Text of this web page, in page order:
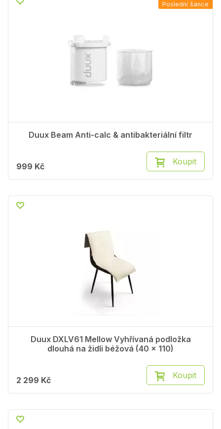
Duux Beam Anti-calc & antibakteriální filtr
999 Kč Koupit
Poslední šance
Duux DXLV61 Mellow Vyhřívaná podložka
dlouhá na židli béžová (40 x 110)
2 299 Kč Koupit